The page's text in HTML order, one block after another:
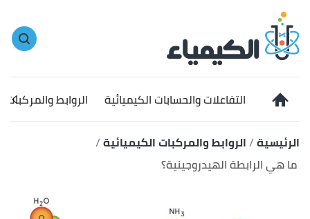
التفاعلات والحسابات الكيميائية الروابط والمركبات
الرئيسية الروابط والمركبات الكيميائية
ما هي الرابطة الهيدروجينية؟